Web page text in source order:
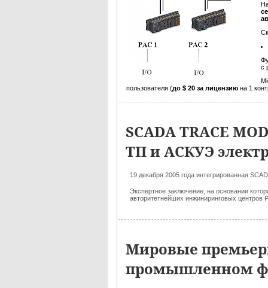
с
пользователя (до $ 20 за лицензию на 1
SCADA TRACE
ТП и АСКУЭ
19 декабря 2005 года интегрированная
Экспертное заключение, на основании
авторитетнейших инжиниринговых
Мировые
промышленном